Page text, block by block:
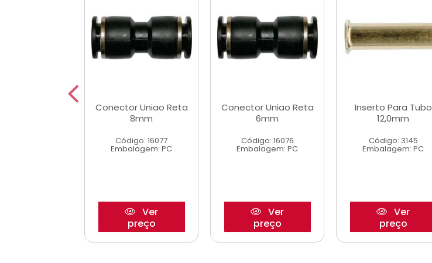
Conector Uniao Reta
8mm
Código: 16077
Embalagem: PC
Ver
preço
Conector Uniao Reta
6mm
Código: 16076
Embalagem: PC
Ver
preço
Inserto Para Tubo
12,0mm
Código: 3145
Embalagem: PC
Ver
preço